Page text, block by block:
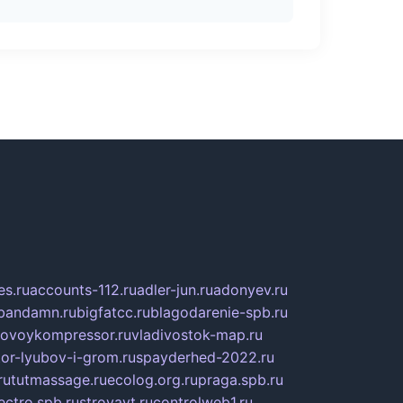
accounts-112.ruadler-jun.ruadonyev.ru
bigfatcc.rublagodarenie-spb.ru
vladivostok-map.ru
lyubov-i-grom.ruspayderhed-2022.ru
tutmassage.ruecolog.org.rupraga.spb.ru